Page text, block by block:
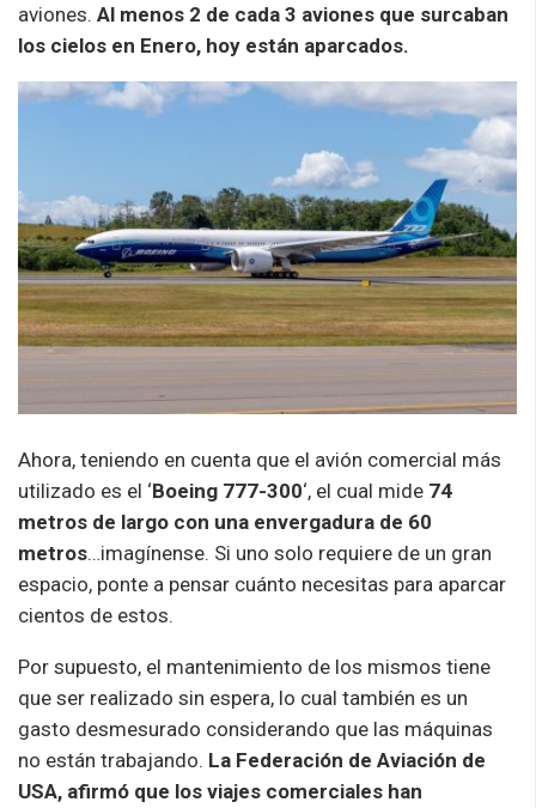
aviones. Al menos 2 de cada 3 aviones que surcaban
los cielos en Enero, hoy están aparcados.
Ahora, teniendo en cuenta que el avión comercial más
utilizado es el ‘Boeing 777-300‘, el cual mide 74
metros de largo con una envergadura de 60
metros…imagínense. Si uno solo requiere de un gran
espacio, ponte a pensar cuánto necesitas para aparcar
cientos de estos.
Por supuesto, el mantenimiento de los mismos tiene
que ser realizado sin espera, lo cual también es un
gasto desmesurado considerando que las máquinas
no están trabajando. La Federación de Aviación de
USA, afirmó que los viajes comerciales han